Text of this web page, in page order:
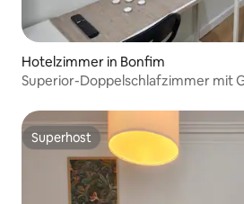
Hotelzimmer in Bonfim
Superior-Doppelschlafzimmer mit
Superhost
Superhost